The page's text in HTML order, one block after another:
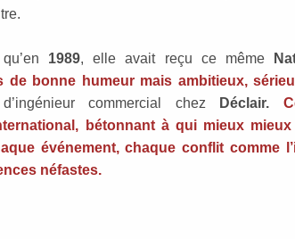
1989, elle avait reçu ce même
de bonne humeur mais ambitieux,
commercial chez
Déclair.
bétonnant à qui mieux
événement, chaque conflit comme
néfastes.